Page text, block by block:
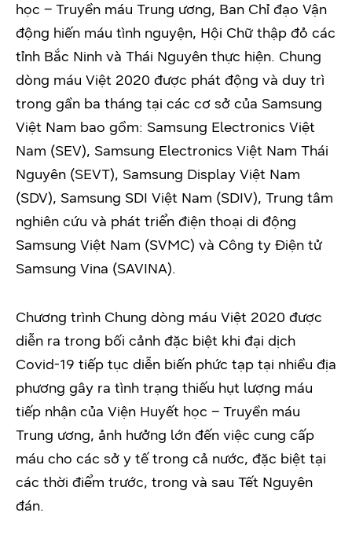
học – Truyền máu Trung ương, Ban Chỉ đạo Vận
động hiến máu tình nguyện, Hội Chữ thập đỏ các
tỉnh Bắc Ninh và Thái Nguyên thực hiện. Chung
dòng máu Việt 2020 được phát động và duy trì
trong gần ba tháng tại các cơ sở của Samsung
Việt Nam bao gồm: Samsung Electronics Việt
Nam (SEV), Samsung Electronics Việt Nam Thái
Nguyên (SEVT), Samsung Display Việt Nam
(SDV), Samsung SDI Việt Nam (SDIV), Trung tâm
nghiên cứu và phát triển điện thoại di động
Samsung Việt Nam (SVMC) và Công ty Điện tử
Samsung Vina (SAVINA).
Chương trình Chung dòng máu Việt 2020 được
diễn ra trong bối cảnh đặc biệt khi đại dịch
Covid-19 tiếp tục diễn biến phức tạp tại nhiều địa
phương gây ra tình trạng thiếu hụt lượng máu
tiếp nhận của Viện Huyết học – Truyền máu
Trung ương, ảnh hưởng lớn đến việc cung cấp
máu cho các sở y tế trong cả nước, đặc biệt tại
các thời điểm trước, trong và sau Tết Nguyên
đán.